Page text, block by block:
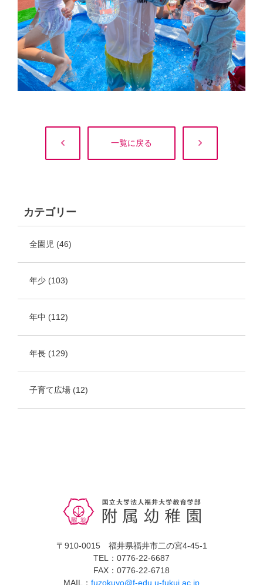
一覧に戻る
カテゴリー
全園児 (46)
年少 (103)
年中 (112)
年長 (129)
子育て広場 (12)
〒910-0015 福井県福井市二の宮4-45-1
TEL：0776-22-6687
FAX：0776-22-6718
MAIL： fuzokuyo@f-edu.u-fukui.ac.jp